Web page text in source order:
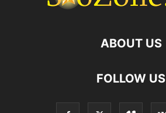
ABOUT US
FOLLOW US